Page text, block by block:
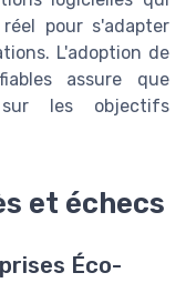
pour s'adapter
L'adoption de
assure que
les objectifs
et échecs
Éco-